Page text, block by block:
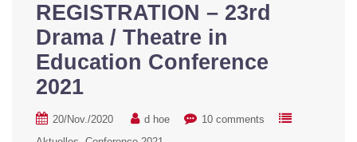
REGISTRATION – 23rd
Drama / Theatre in
Education Conference
2021
20/Nov./2020 d hoe
10 comments